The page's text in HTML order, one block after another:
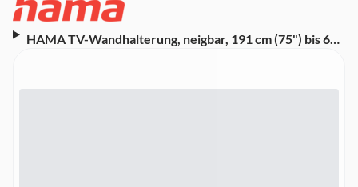
HAMA TV-Wandhalterung, neigbar, 191 cm (75") bis 60